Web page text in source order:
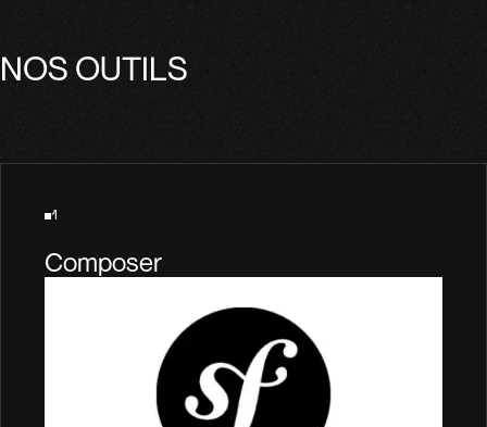
NOS OUTILS
1
Composer